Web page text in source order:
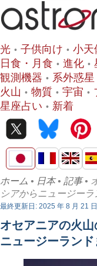
光 子供向け 小天
日食・月食
進化
観測機器
系外惑星
火山
物質 宇宙
星座占い
新着
ホーム • 日本• 記事•
シアからニュージーラ
最終更新日: 2025 年 8 月 21 日
オセアニアの火
ニュージーランド